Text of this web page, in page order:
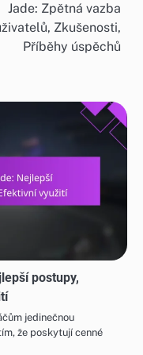
Jade: Zpětná vazba
Zkušenosti,
Příběhy úspěchů
postupy,
jedinečnou
že poskytují cenné